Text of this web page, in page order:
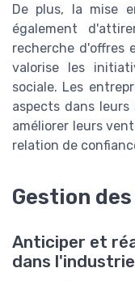
De plus, la mise
également
recherche d'offres
valorise les
sociale. Les
aspects dans
améliorer leurs
relation de
Gestion
Anticiper et
dans